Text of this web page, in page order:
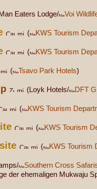
Eaters Lodge/ Voi
( KWS Tourism
( KWS Tourism
( Tsavo Park Hotels)
(Loyk Hotels/ DFT
( KWS Tourism
( KWS Tourism
( KWS Tourism
Southern Cross
der ehemaligen Mukwaju